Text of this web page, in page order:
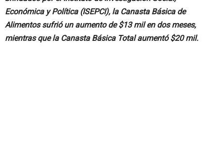
Económica y Política (ISEPCI), la Canasta Básica de
Alimentos sufrió un aumento de $13 mil en dos meses,
mientras que la Canasta Básica Total aumentó $20 mil.